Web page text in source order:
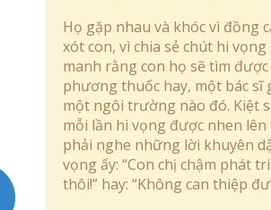
Họ gặp nhau và khóc vì đồng
xót con, vì chia sẻ chút hi
manh rằng con họ sẽ tìm
phương thuốc hay, một bác sĩ
một ngôi trường nào đó. Kiệt
mỗi lần hi vọng được nhen lên
phải nghe những lời khuyên
vọng ấy: “Con chị chậm phát
thôi!” hay: “Không can thiệp